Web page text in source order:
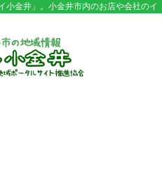
小金井」。小金井市内のお店や会社のイ